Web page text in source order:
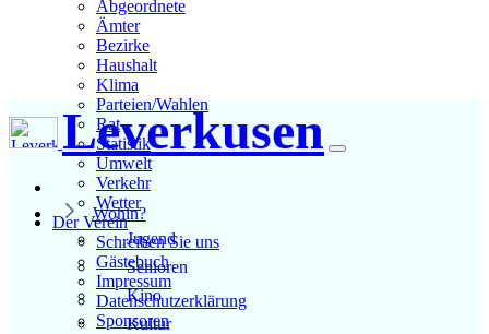
Straßen
Abgeordnete
Ämter
Bezirke
Haushalt
Klima
Parteien/Wahlen
Rat
Statistik
Umwelt
Verkehr
Wetter
Der Verein
Schreiben Sie uns
Gästebuch
Impressum
Datenschutzerklärung
Sponsoren
Leverkusen
Wohin?
Jugend
Senioren
Kino
Kultur